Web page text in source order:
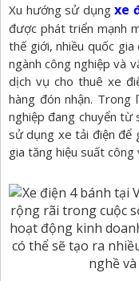
Xu hướng sử dụngxe
được phát triển mạnh
thế giới, nhiều quốc
ngành công nghiệp và
dịch vụ cho thuê xe
hàng đón nhận. Trong
nghiệp đang chuyển
sử dụng xe tải điện để
gia tăng hiệu suất công